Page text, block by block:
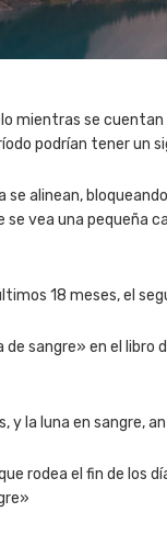
mientras se
podrían tener un
alinean,
vea una pequeña
18 meses, el
de sangre» en el
y la luna en sangre,
rodea el fin de los